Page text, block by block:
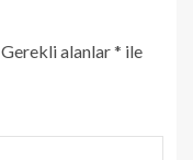
Gerekli alanlar* ile